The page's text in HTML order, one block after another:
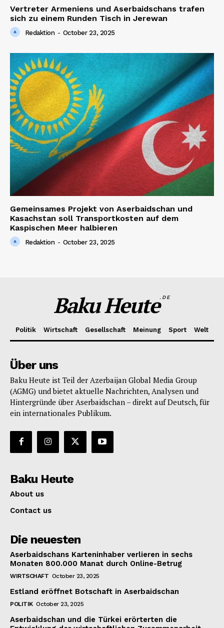
Vertreter Armeniens und Aserbaidschans trafen
sich zu einem Runden Tisch in Jerewan
Redaktion - October 23, 2025
Gemeinsames Projekt von Aserbaidschan und
Kasachstan soll Transportkosten auf dem
Kaspischen Meer halbieren
Redaktion - October 23, 2025
Baku Heute.DE
Politik Wirtschaft Gesellschaft Meinung Sport Welt
Über uns
Baku Heute ist Teil der Azerbaijan Global Media Group
(AGMG) und bietet aktuelle Nachrichten, Analysen und
Hintergründe über Aserbaidschan – direkt auf Deutsch, für
ein internationales Publikum.
Baku Heute
About us
Contact us
Die neuesten
Aserbaidschans Karteninhaber verlieren in sechs
Monaten 800.000 Manat durch Online-Betrug
WIRTSCHAFT October 23, 2025
Estland eröffnet Botschaft in Aserbaidschan
POLITIK October 23, 2025
Aserbaidschan und die Türkei erörterten die